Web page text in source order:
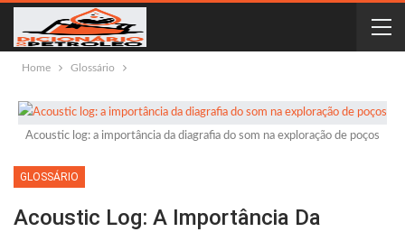
Home Glossário
Acoustic log: a importância da diagrafia do som na exploração de poços
GLOSSÁRIO
Acoustic Log: A Importância Da